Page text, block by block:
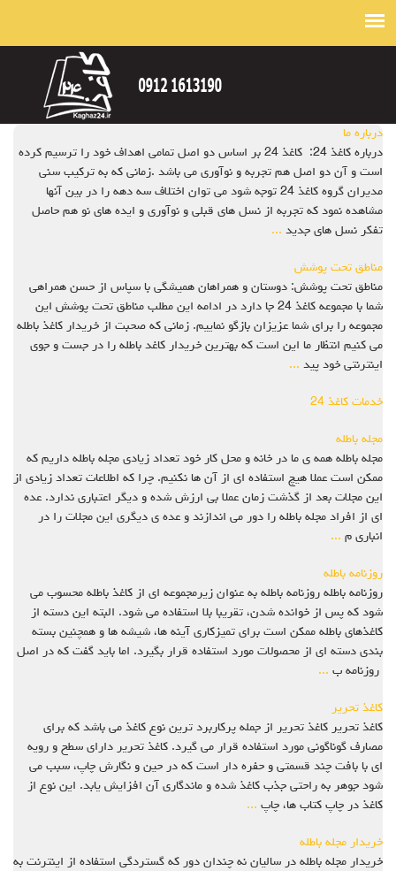
درباره ما
درباره کاغذ 24: کاغذ 24 بر اساس دو اصل تمامی اهداف خود را ترسیم کرده
است و آن دو اصل هم تجربه و نوآوری می باشد .زمانی که به ترکیب سنی
مدیران گروه کاغذ 24 توجه شود می توان اختلاف سه دهه را در بین آنها
مشاهده نمود که تجربه از نسل های قبلی و نوآوری و ایده های نو هم حاصل
تفکر نسل های جدید ...
مناطق تحت پوشش
مناطق تحت پوشش: دوستان و همراهان همیشگی با سپاس از حسن همراهی
شما با مجموعه کاغذ 24 جا دارد در ادامه این مطلب مناطق تحت پوشش این
مجموعه را برای شما عزیزان بازگو نماییم. زمانی که صحبت از خریدار کاغذ باطله
می کنیم انتظار ما این است که بهترین خریدار کاغد باطله را در جست و جوی
اینترنتی خود پید ...
خدمات کاغذ 24
مجله باطله
مجله باطله همه ی ما در خانه و محل کار خود تعداد زیادی مجله باطله داریم که
ممکن است عملا هیچ استفاده ای از آن ها نکنیم. چرا که اطلاعات تعداد زیادی از
این مجلات بعد از گذشت زمان عملا بی ارزش شده و دیگر اعتباری ندارد. عده
ای از افراد مجله باطله را دور می اندازند و عده ی دیگری این مجلات را در
انباری م ...
روزنامه باطله
روزنامه باطله روزنامه باطله به عنوان زیرمجموعه ای از کاغذ باطله محسوب می
شود که پس از خوانده شدن، تقریبا بلا استفاده می شود. البته این دسته از
کاغذهای باطله ممکن است برای تمیزکاری آینه ها، شیشه ها و همچنین بسته
بندی دسته ای از محصولات مورد استفاده قرار بگیرد. اما باید گفت که در اصل
روزنامه ب ...
کاغذ تحریر
کاغذ تحریر کاغذ تحریر از جمله پرکاربرد ترین نوع کاغذ می باشد که برای
مصارف گوناگونی مورد استفاده قرار می گیرد. کاغذ تحریر دارای سطح و رویه
ای با بافت چند قسمتی و حفره دار است که در حین و نگارش چاپ، سبب می
شود جوهر به راحتی جذب کاغذ شده و ماندگاری آن افزایش یابد. این نوع از
کاغذ در چاپ کتاب ها، چاپ ...
خریدار مجله باطله
خریدار مجله باطله در سالیان نه چندان دور که گستردگی استفاده از اینترنت به